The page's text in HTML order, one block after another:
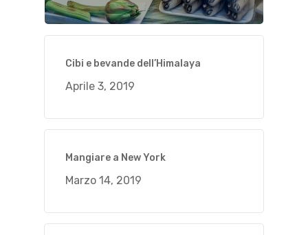
Cibi e bevande dell’Himalaya
Aprile 3, 2019
Mangiare a New York
Marzo 14, 2019